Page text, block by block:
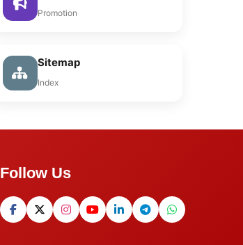
Promotion
Sitemap
Index
Follow Us